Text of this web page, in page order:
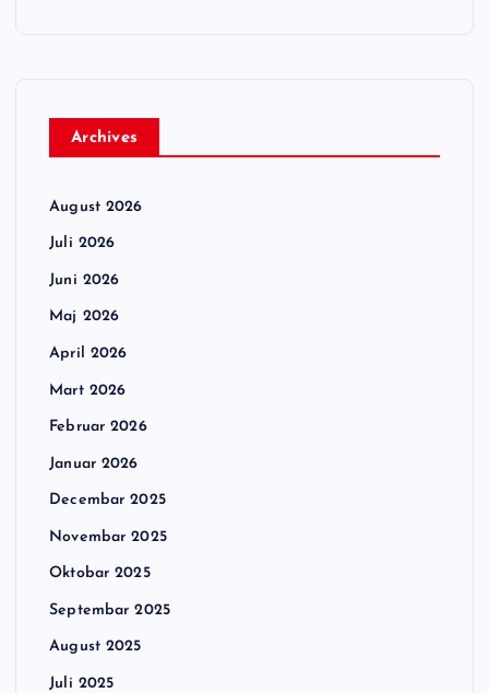
Archives
August 2026
Juli 2026
Juni 2026
Maj 2026
April 2026
Mart 2026
Februar 2026
Januar 2026
Decembar 2025
Novembar 2025
Oktobar 2025
Septembar 2025
August 2025
Juli 2025